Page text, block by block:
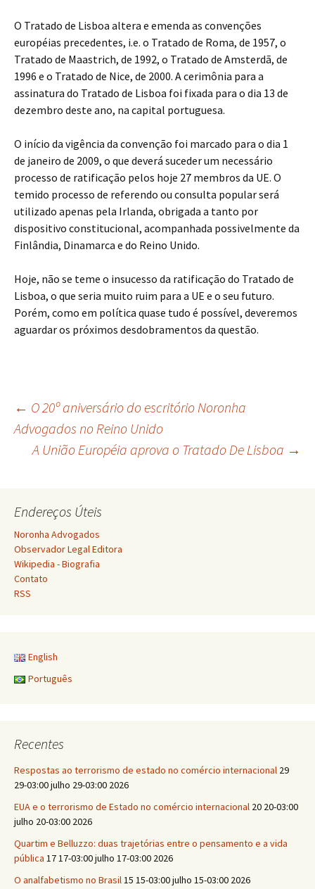
O Tratado de Lisboa altera e emenda as convenções
européias precedentes, i.e. o Tratado de Roma, de 1957, o
Tratado de Maastrich, de 1992, o Tratado de Amsterdã, de
1996 e o Tratado de Nice, de 2000. A cerimônia para a
assinatura do Tratado de Lisboa foi fixada para o dia 13 de
dezembro deste ano, na capital portuguesa.
O início da vigência da convenção foi marcado para o dia 1
de janeiro de 2009, o que deverá suceder um necessário
processo de ratificação pelos hoje 27 membros da UE. O
temido processo de referendo ou consulta popular será
utilizado apenas pela Irlanda, obrigada a tanto por
dispositivo constitucional, acompanhada possivelmente da
Finlândia, Dinamarca e do Reino Unido.
Hoje, não se teme o insucesso da ratificação do Tratado de
Lisboa, o que seria muito ruim para a UE e o seu futuro.
Porém, como em política quase tudo é possível, deveremos
aguardar os próximos desdobramentos da questão.
Navegação
de
posts
← O 20º aniversário do escritório Noronha
Advogados no Reino Unido
A União Européia aprova o Tratado De Lisboa →
Endereços Úteis
Noronha Advogados
Observador Legal Editora
Wikipedia - Biografia
Contato
RSS
English
Português
Recentes
Respostas ao terrorismo de estado no comércio internacional 29
29-03:00 julho 29-03:00 2026
EUA e o terrorismo de Estado no comércio internacional 20 20-03:00
julho 20-03:00 2026
Quartim e Belluzzo: duas trajetórias entre o pensamento e a vida
pública 17 17-03:00 julho 17-03:00 2026
O analfabetismo no Brasil15 15-03:00 julho 15-03:00 2026